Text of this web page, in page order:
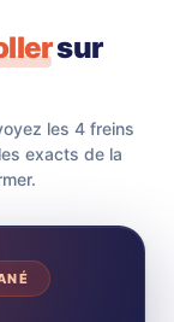
sur
les 4 freins
exacts de la